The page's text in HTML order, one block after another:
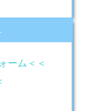
ーム＜＜